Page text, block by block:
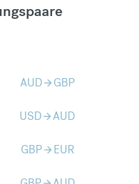
AUDarrow_forward GBP
USDarrow_forwardAUD
GBParrow_forward EUR